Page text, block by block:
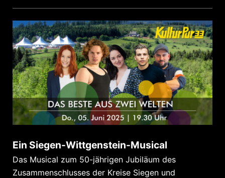
Ein Siegen-Wittgenstein-Musical
Das Musical zum 50-jährigen Jubiläum des
Zusammen­schlusses der Kreise Siegen und